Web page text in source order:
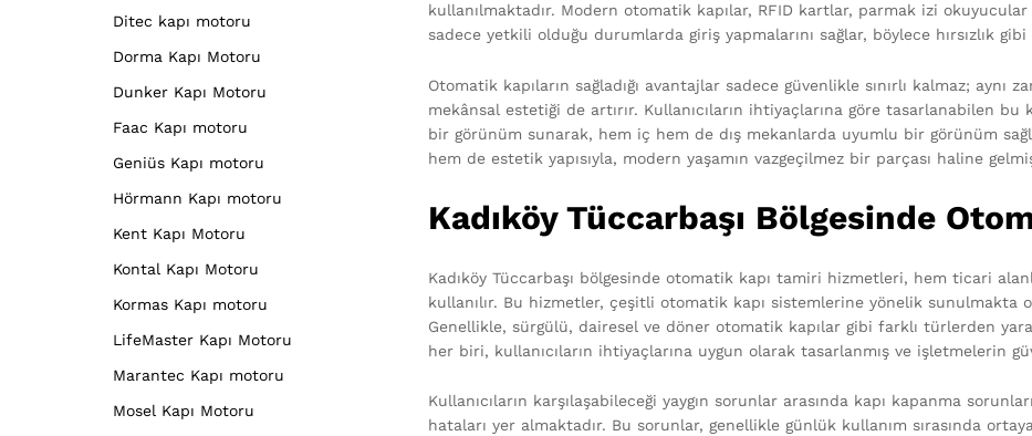
kullanılmaktadır. Modern otomatik kapılar, RFID kartlar, parmak izi
sadece yetkili olduğu durumlarda giriş yapmalarını sağlar, böylece hırsızlık
Otomatik kapıların sağladığı avantajlar sadece güvenlikle sınırlı kalmaz; aynı
mekânsal estetiği de artırır. Kullanıcıların ihtiyaçlarına göre tasarlanabilen
bir görünüm sunarak, hem iç hem de dış mekanlarda uyumlu bir görünüm
hem de estetik yapısıyla, modern yaşamın vazgeçilmez bir parçası haline
Kadıköy Tüccarbaşı Bölgesinde
Kadıköy Tüccarbaşı bölgesinde otomatik kapı tamiri hizmetleri, hem ticari
kullanılır. Bu hizmetler, çeşitli otomatik kapı sistemlerine yönelik sunulmakta
Genellikle, sürgülü, dairesel ve döner otomatik kapılar gibi farklı türlerden
her biri, kullanıcıların ihtiyaçlarına uygun olarak tasarlanmış ve işletmelerin
Kullanıcıların karşılaşabileceği yaygın sorunlar arasında kapı kapanma
hataları yer almaktadır. Bu sorunlar, genellikle günlük kullanım sırasında
Ditec kapı motoru
Dorma Kapı Motoru
Dunker Kapı Motoru
Faac Kapı motoru
Geniüs Kapı motoru
Hörmann Kapı motoru
Kent Kapı Motoru
Kontal Kapı Motoru
Kormas Kapı motoru
LifeMaster Kapı Motoru
Marantec Kapı motoru
Mosel Kapı Motoru